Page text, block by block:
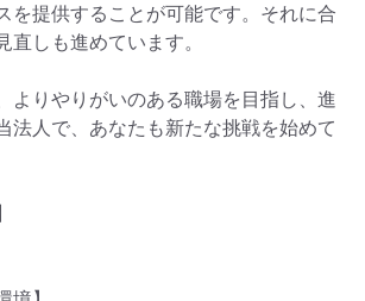
を提供することが可能です。それに合
直しも進めています。
よりやりがいのある職場を目指し、進
法人で、あなたも新たな挑戦を始めて